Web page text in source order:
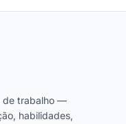
de trabalho —
habilidades,